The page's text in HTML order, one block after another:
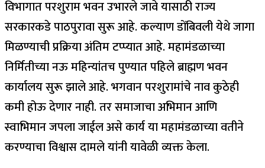
विभागात परशुराम भवन उभारले जावे यासाठी राज्य
सरकारकडे पाठपुरावा सुरू आहे. कल्याण डोंबिवली येथे जागा
मिळण्याची प्रक्रिया अंतिम टप्प्यात आहे. महामंडळाच्या
निर्मितीच्या नऊ महिन्यांतच पुण्यात पहिले ब्राह्मण भवन
कार्यालय सुरू झाले आहे. भगवान परशुरामांचे नाव कुठेही
कमी होऊ देणार नाही. तर समाजाचा अभिमान आणि
स्वाभिमान जपला जाईल असे कार्य या महामंडळाच्या वतीने
करण्याचा विश्वास दामले यांनी यावेळी व्यक्त केला.